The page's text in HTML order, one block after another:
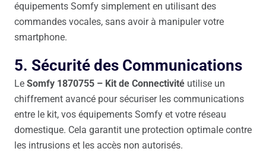
équipements Somfy simplement en utilisant des
commandes vocales, sans avoir à manipuler votre
smartphone.
5. Sécurité des Communications
Le Somfy 1870755 – Kit de Connectivité utilise un
chiffrement avancé pour sécuriser les communications
entre le kit, vos équipements Somfy et votre réseau
domestique. Cela garantit une protection optimale contre
les intrusions et les accès non autorisés.